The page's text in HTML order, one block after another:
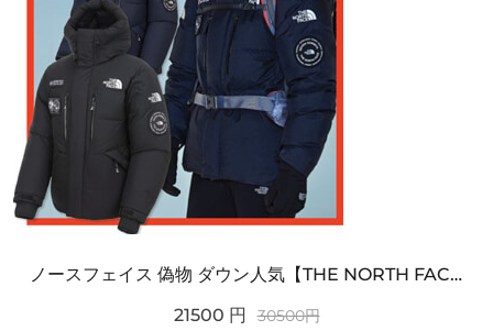
ノースフェイス 偽物 ダウン人気【THE NORTH FACE】M'S 7 SUMMIT HIM...
21500 円 30500円